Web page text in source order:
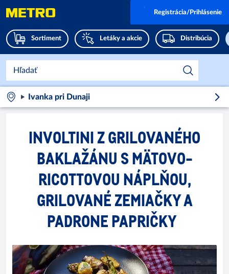
Sortiment Letáky a akcie Distribúcia
Registrácia/Prihlásenie
Ivanka pri Dunaji
INVOLTINI Z GRILOVANÉHO
BAKLAŽÁNU S MÄTOVO-
RICOTTOVOU NÁPLŇOU,
GRILOVANÉ ZEMIAČKY A
PADRONE PAPRIČKY